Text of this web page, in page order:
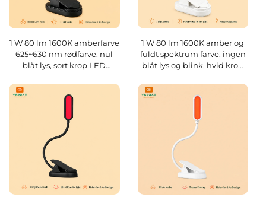
1 W 80 lm 1600K amberfarve
625~630 nm rødfarve, nul
blåt lys, sort krop LED
1 W 80 lm 1600K amber og
fuldt spektrum farve, ingen
blåt lys og blink, hvid krop